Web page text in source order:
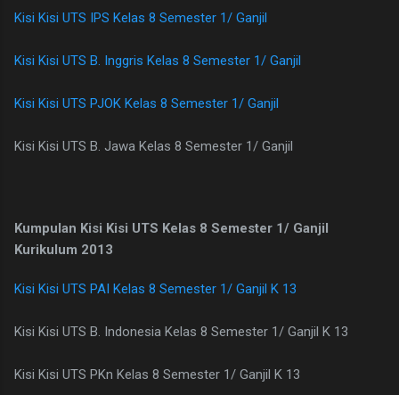
Kisi Kisi UTS IPS Kelas 8 Semester 1/ Ganjil
Kisi Kisi UTS B. Inggris Kelas 8 Semester 1/ Ganjil
Kisi Kisi UTS PJOK Kelas 8 Semester 1/ Ganjil
Kisi Kisi UTS B. Jawa Kelas 8 Semester 1/ Ganjil
Kumpulan Kisi Kisi UTS Kelas 8 Semester 1/ Ganjil
Kurikulum 2013
Kisi Kisi UTS PAI Kelas 8 Semester 1/ Ganjil K 13
Kisi Kisi UTS B. Indonesia Kelas 8 Semester 1/ Ganjil K 13
Kisi Kisi UTS PKn Kelas 8 Semester 1/ Ganjil K 13